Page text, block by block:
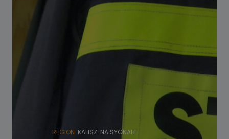
REGION KALISZ NA SYGNALE